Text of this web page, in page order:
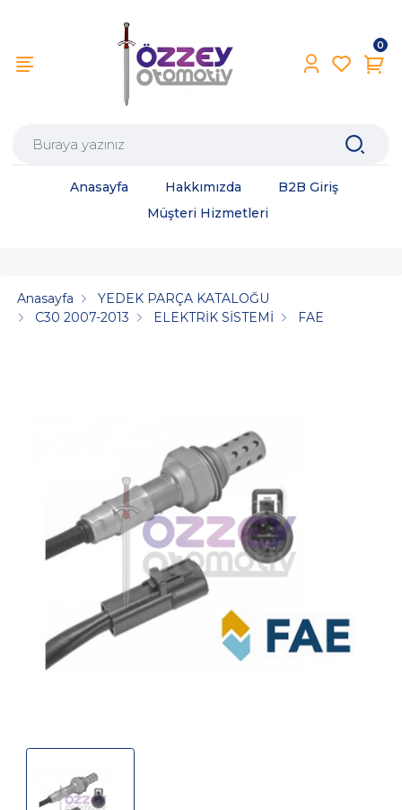
0
Anasayfa Hakkımızda
B2B Giriş
Müşteri Hizmetleri
Anasayfa
YEDEK PARÇA KATALOĞU
C30 2007-2013
ELEKTRİK SİSTEMİ FAE